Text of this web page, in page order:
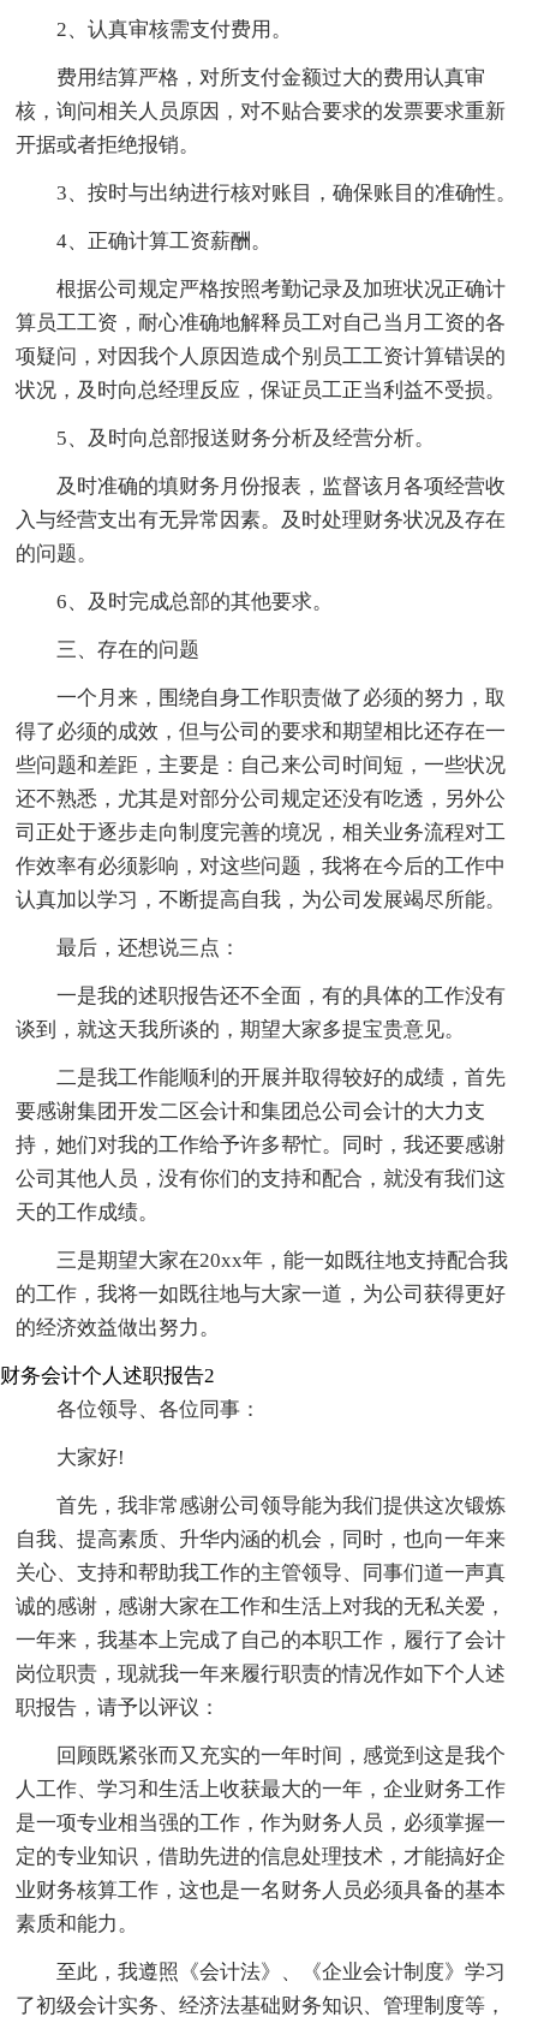
2、认真审核需支付费用。
费用结算严格，对所支付金额过大的费用认真审
核，询问相关人员原因，对不贴合要求的发票要求重新
开据或者拒绝报销。
3、按时与出纳进行核对账目，确保账目的准确性。
4、正确计算工资薪酬。
根据公司规定严格按照考勤记录及加班状况正确计
算员工工资，耐心准确地解释员工对自己当月工资的各
项疑问，对因我个人原因造成个别员工工资计算错误的
状况，及时向总经理反应，保证员工正当利益不受损。
5、及时向总部报送财务分析及经营分析。
及时准确的填财务月份报表，监督该月各项经营收
入与经营支出有无异常因素。及时处理财务状况及存在
的问题。
6、及时完成总部的其他要求。
三、存在的问题
一个月来，围绕自身工作职责做了必须的努力，取
得了必须的成效，但与公司的要求和期望相比还存在一
些问题和差距，主要是：自己来公司时间短，一些状况
还不熟悉，尤其是对部分公司规定还没有吃透，另外公
司正处于逐步走向制度完善的境况，相关业务流程对工
作效率有必须影响，对这些问题，我将在今后的工作中
认真加以学习，不断提高自我，为公司发展竭尽所能。
最后，还想说三点：
一是我的述职报告还不全面，有的具体的工作没有
谈到，就这天我所谈的，期望大家多提宝贵意见。
二是我工作能顺利的开展并取得较好的成绩，首先
要感谢集团开发二区会计和集团总公司会计的大力支
持，她们对我的工作给予许多帮忙。同时，我还要感谢
公司其他人员，没有你们的支持和配合，就没有我们这
天的工作成绩。
三是期望大家在20xx年，能一如既往地支持配合我
的工作，我将一如既往地与大家一道，为公司获得更好
的经济效益做出努力。
财务会计个人述职报告2
各位领导、各位同事：
大家好!
首先，我非常感谢公司领导能为我们提供这次锻炼
自我、提高素质、升华内涵的机会，同时，也向一年来
关心、支持和帮助我工作的主管领导、同事们道一声真
诚的感谢，感谢大家在工作和生活上对我的无私关爱，
一年来，我基本上完成了自己的本职工作，履行了会计
岗位职责，现就我一年来履行职责的情况作如下个人述
职报告，请予以评议：
回顾既紧张而又充实的一年时间，感觉到这是我个
人工作、学习和生活上收获最大的一年，企业财务工作
是一项专业相当强的工作，作为财务人员，必须掌握一
定的专业知识，借助先进的信息处理技术，才能搞好企
业财务核算工作，这也是一名财务人员必须具备的基本
素质和能力。
至此，我遵照《会计法》、《企业会计制度》学习
了初级会计实务、经济法基础财务知识、管理制度等，